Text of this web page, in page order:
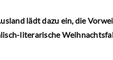
lädt dazu ein, die
literarische